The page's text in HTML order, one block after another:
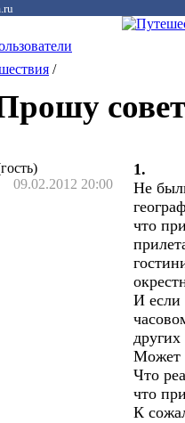
/
09.02.2012 20:00
1.
Не
что
И если
других
Может
Что
что
К